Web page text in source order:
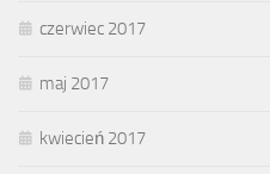
czerwiec 2017
maj 2017
kwiecień 2017